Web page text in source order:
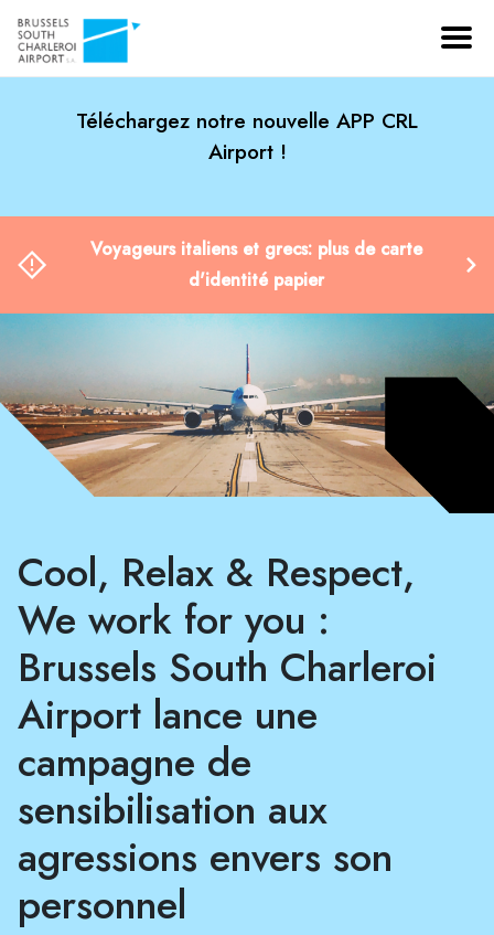
Téléchargez notre nouvelle APP CRL
Airport !
Voyageurs italiens et grecs: plus de carte
d'identité papier
Cool, Relax & Respect,
We work for you :
Brussels South Charleroi
Airport lance une
campagne de
sensibilisation aux
agressions envers son
personnel